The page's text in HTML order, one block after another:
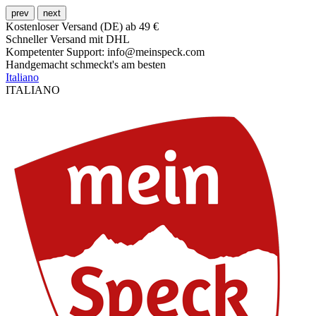
prev next
Kostenloser Versand (DE) ab 49 €
Schneller Versand mit DHL
Kompetenter Support: info@meinspeck.com
Handgemacht schmeckt's am besten
Italiano
ITALIANO